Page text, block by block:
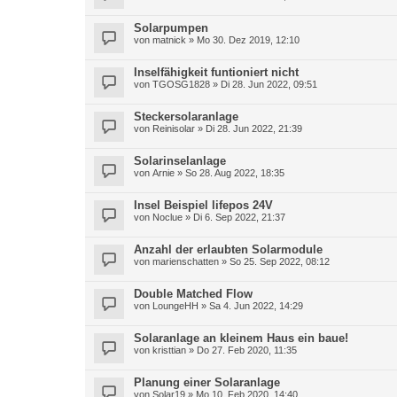
Solarpumpen
von matnick » Mo 30. Dez 2019, 12:10
Inselfähigkeit funtioniert nicht
von TGOSG1828 » Di 28. Jun 2022, 09:51
Steckersolaranlage
von Reinisolar » Di 28. Jun 2022, 21:39
Solarinselanlage
von Arnie » So 28. Aug 2022, 18:35
Insel Beispiel lifepos 24V
von Noclue » Di 6. Sep 2022, 21:37
Anzahl der erlaubten Solarmodule
von marienschatten » So 25. Sep 2022, 08:12
Double Matched Flow
von LoungeHH » Sa 4. Jun 2022, 14:29
Solaranlage an kleinem Haus ein baue!
von kristtian » Do 27. Feb 2020, 11:35
Planung einer Solaranlage
von Solar19 » Mo 10. Feb 2020, 14:40